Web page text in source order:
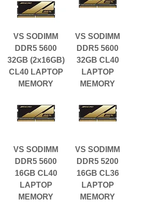
VS SODIMM
DDR5 5600
32GB (2x16GB)
CL40 LAPTOP
MEMORY
VS SODIMM
DDR5 5600
32GB CL40
LAPTOP
MEMORY
VS SODIMM
DDR5 5600
16GB CL40
LAPTOP
MEMORY
VS SODIMM
DDR5 5200
16GB CL36
LAPTOP
MEMORY